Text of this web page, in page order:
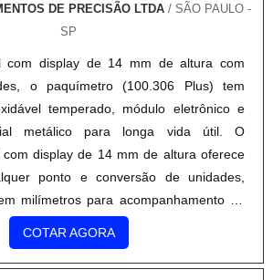
DE PRECISÃO LTDA/ SÃO PAULO -
SP
com display de 14 mm de altura com
o paquímetro (100.306 Plus) tem
temperado, módulo eletrônico e
metálico para longa vida útil. O
com display de 14 mm de altura oferece
ponto e conversão de unidades,
milímetros para acompanhamento da
de trava das medidas e roldana de
COTAR AGORA